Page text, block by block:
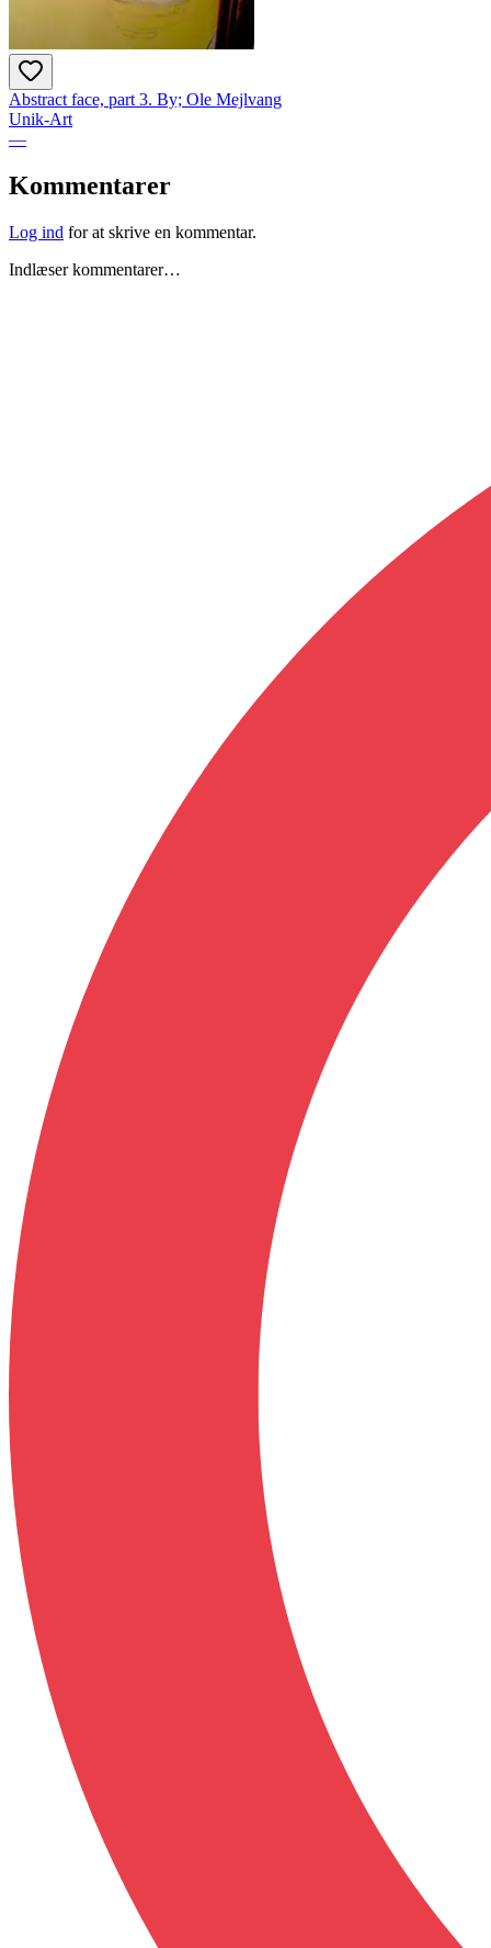
Abstract face, part 3. By; Ole Mejlvang
Unik-Art
—
Kommentarer
Log ind for at skrive en kommentar.
Indlæser kommentarer…